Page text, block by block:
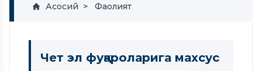
Асосий Фаолият
Чет эл фуқароларига махсус